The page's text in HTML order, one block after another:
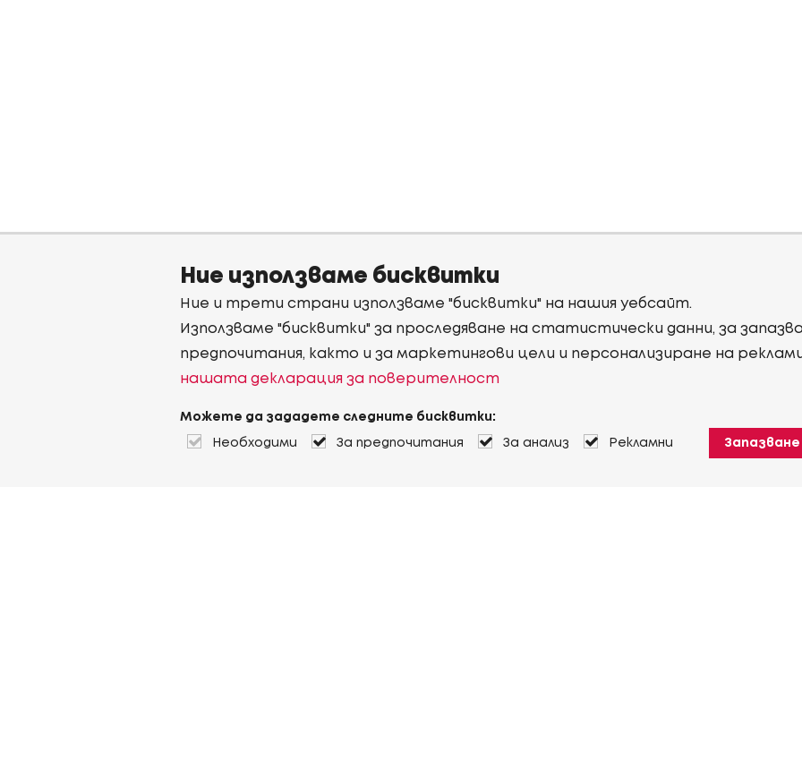
Ние използваме бисквитки
Ние и трети страни използваме "бисквитки" на нашия уебсайт.
Използваме "бисквитки" за проследяване на статистически данни, за
предпочитания, както и за маркетингови цели и персонализиране на
нашата декларация за поверителност
Можете да зададете следните бисквитки:
Необходими За предпочитания За анализ Рекламни